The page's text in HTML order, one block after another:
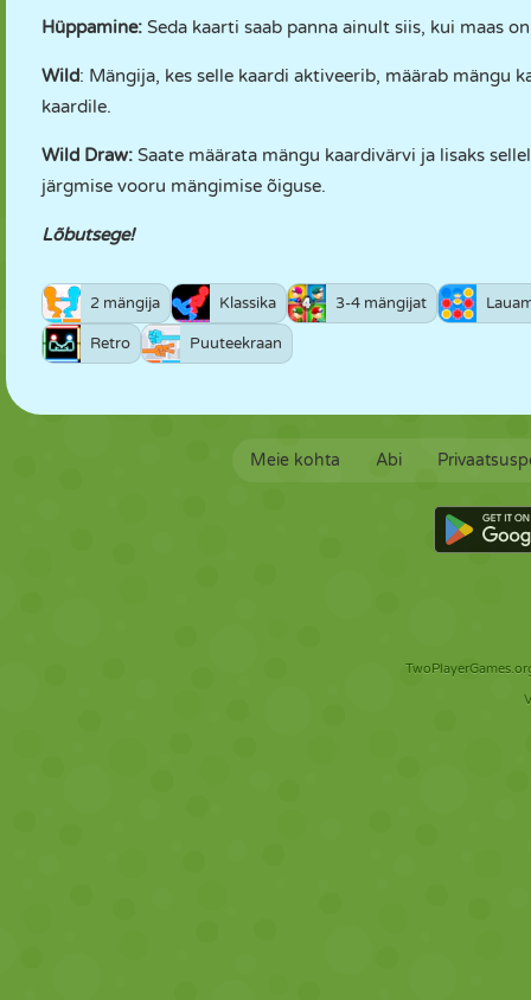
Hüppamine: Seda kaarti saab panna ainult siis, kui maas
Wild: Mängija, kes selle kaardi aktiveerib, määrab mängu
kaardile.
Wild Draw: Saate määrata mängu kaardivärvi ja lisaks
järgmise vooru mängimise õiguse.
Lõbutsege!
2 mängija Klassika 3-4 mängijat
Retro Puuteekraan
Meie kohta Abi